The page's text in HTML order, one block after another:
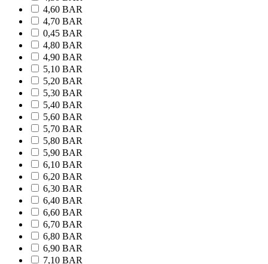
4,60 BAR
4,70 BAR
0,45 BAR
4,80 BAR
4,90 BAR
5,10 BAR
5,20 BAR
5,30 BAR
5,40 BAR
5,60 BAR
5,70 BAR
5,80 BAR
5,90 BAR
6,10 BAR
6,20 BAR
6,30 BAR
6,40 BAR
6,60 BAR
6,70 BAR
6,80 BAR
6,90 BAR
7,10 BAR